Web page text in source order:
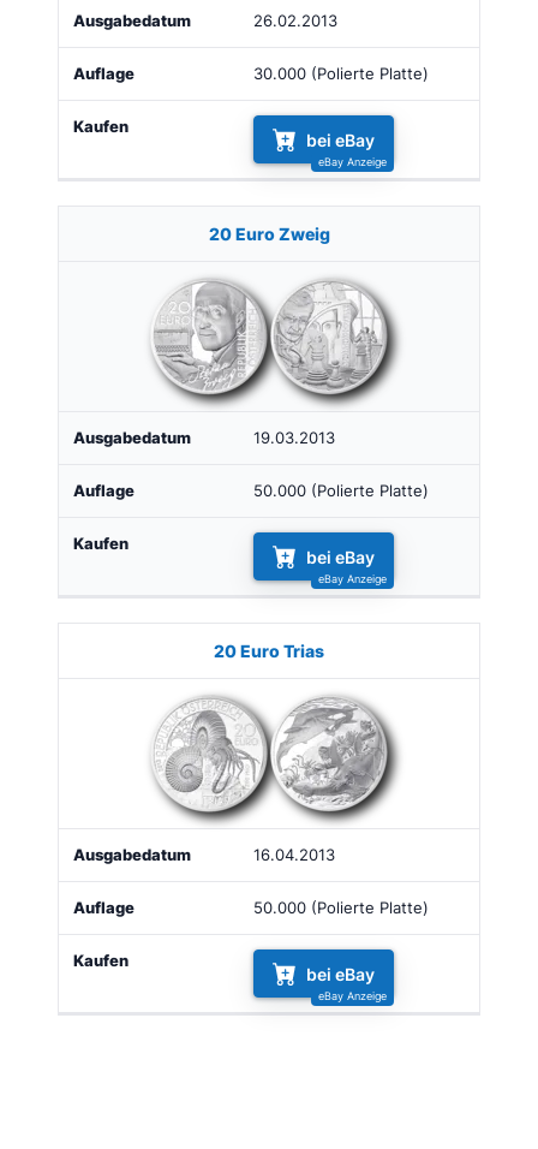
26.02.2013
30.000 (Polierte Platte)
bei eBay
20 Euro Zweig
19.03.2013
50.000 (Polierte Platte)
bei eBay
20 Euro Trias
16.04.2013
50.000 (Polierte Platte)
bei eBay